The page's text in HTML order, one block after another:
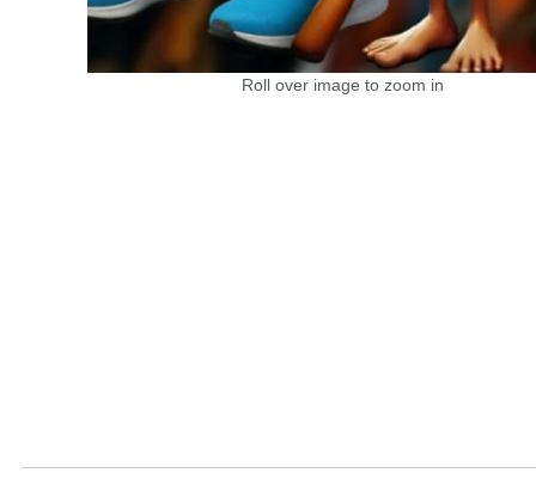
Roll over image to zoom in